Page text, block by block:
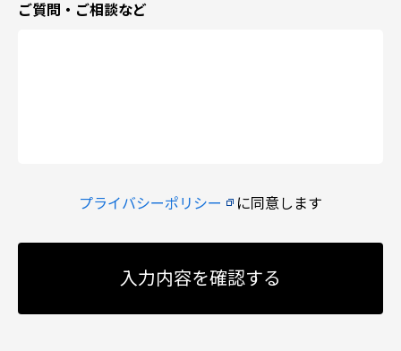
ご質問・ご相談など
プライバシーポリシー に同意します